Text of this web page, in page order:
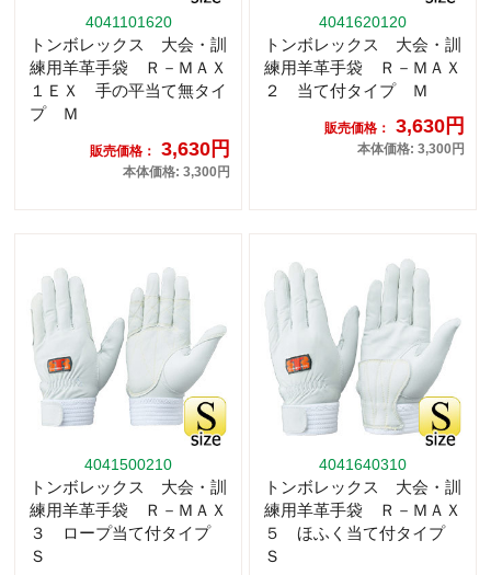
4041101620
トンボレックス 大会・訓
練用羊革手袋 Ｒ－ＭＡＸ
１ＥＸ 手の平当て無タイ
プ Ｍ
販売価格： 3,630円
本体価格: 3,300円
4041620120
トンボレックス 大会・訓
練用羊革手袋 Ｒ－ＭＡＸ
２ 当て付タイプ Ｍ
販売価格： 3,630円
本体価格: 3,300円
4041500210
トンボレックス 大会・訓
練用羊革手袋 Ｒ－ＭＡＸ
３ ロープ当て付タイプ
Ｓ
4041640310
トンボレックス 大会・訓
練用羊革手袋 Ｒ－ＭＡＸ
５ ほふく当て付タイプ
Ｓ